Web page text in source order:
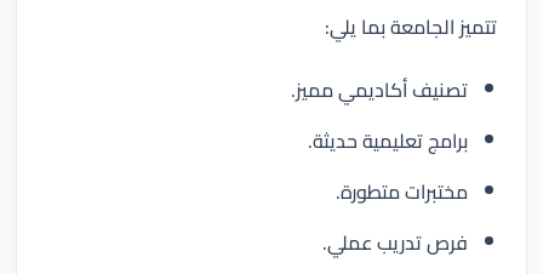
تتميز الجامعة بما يلي:
تصنيف أكاديمي مميز.
برامج تعليمية حديثة.
مختبرات متطورة.
فرص تدريب عملي.